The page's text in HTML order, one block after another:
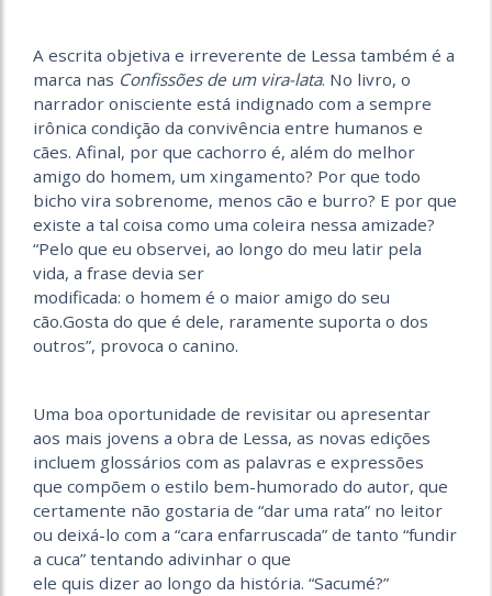
A escrita objetiva e irreverente de Lessa também é a
marca nas Confissões de um vira-lata. No livro, o
narrador onisciente está indignado com a sempre
irônica condição da convivência entre humanos e
cães. Afinal, por que cachorro é, além do melhor
amigo do homem, um xingamento? Por que todo
bicho vira sobrenome, menos cão e burro? E por que
existe a tal coisa como uma coleira nessa amizade?
“Pelo que eu observei, ao longo do meu latir pela
vida, a frase devia ser
modificada: o homem é o maior amigo do seu
cão.Gosta do que é dele, raramente suporta o dos
outros”, provoca o canino.
Uma boa oportunidade de revisitar ou apresentar
aos mais jovens a obra de Lessa, as novas edições
incluem glossários com as palavras e expressões
que compõem o estilo bem-humorado do autor, que
certamente não gostaria de “dar uma rata” no leitor
ou deixá-lo com a “cara enfarruscada” de tanto “fundir
a cuca” tentando adivinhar o que
ele quis dizer ao longo da história. “Sacumé?”